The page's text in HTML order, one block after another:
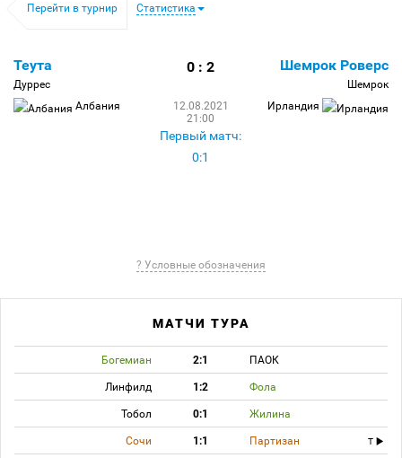
Перейти в турнир Статистика
Теута
Дуррес
Албания
0 : 2
12.08.2021
21:00
Первый матч:
0:1
Шемрок Роверс
Шемрок
Ирландия
? Условные обозначения
МАТЧИ ТУРА
Богемиан 2:1 ПАОК
Линфилд 1:2 Фола
Тобол 0:1 Жилина
Сочи 1:1 Партизан T